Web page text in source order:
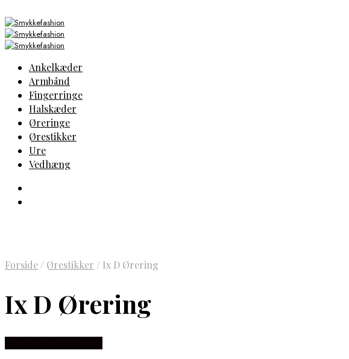
Ankelkæder
Armbånd
Fingerringe
Halskæder
Øreringe
Ørestikker
Ure
Vedhæng
Forside / Ørestikker / Ix D Ørering
Ix D Ørering